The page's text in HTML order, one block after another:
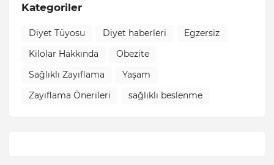
Kategoriler
Diyet Tüyosu Diyet haberleri
Egzersiz
Kilolar Hakkında
Obezite
Sağlıklı Zayıflama
Yaşam
Zayıflama Önerileri
sağlıklı beslenme